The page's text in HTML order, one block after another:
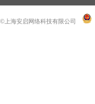
©上海安启网络科技有限公司